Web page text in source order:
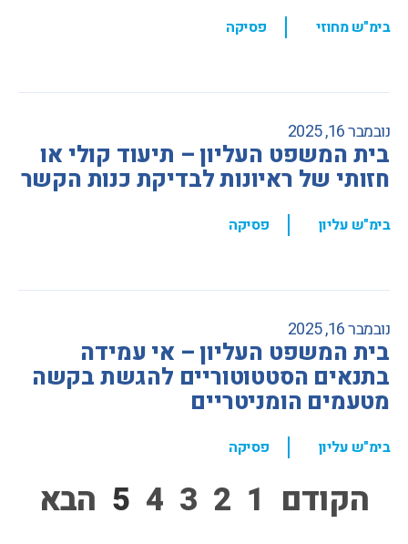
בימ"ש מחוזי , פסיקה
נובמבר 16, 2025
בית המשפט העליון – תיעוד קולי או
חזותי של ראיונות לבדיקת כנות הקשר
בימ"ש עליון , פסיקה
נובמבר 16, 2025
בית המשפט העליון – אי עמידה
בתנאים הסטטוטוריים להגשת בקשה
מטעמים הומניטריים
בימ"ש עליון , פסיקה
הקודם 1
2
3
4
5 הבא